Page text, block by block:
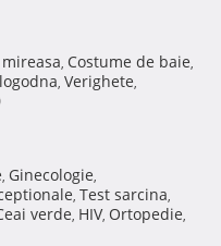
, Costume de baie,
, Verighete,
, Ginecologie,
, Test sarcina,
verde, HIV, Ortopedie,